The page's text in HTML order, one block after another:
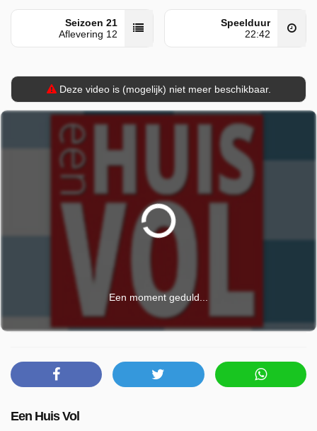
Seizoen 21
Aflevering 12
Speelduur
22:42
Deze video is (mogelijk) niet meer beschikbaar.
Een moment geduld...
Een Huis Vol